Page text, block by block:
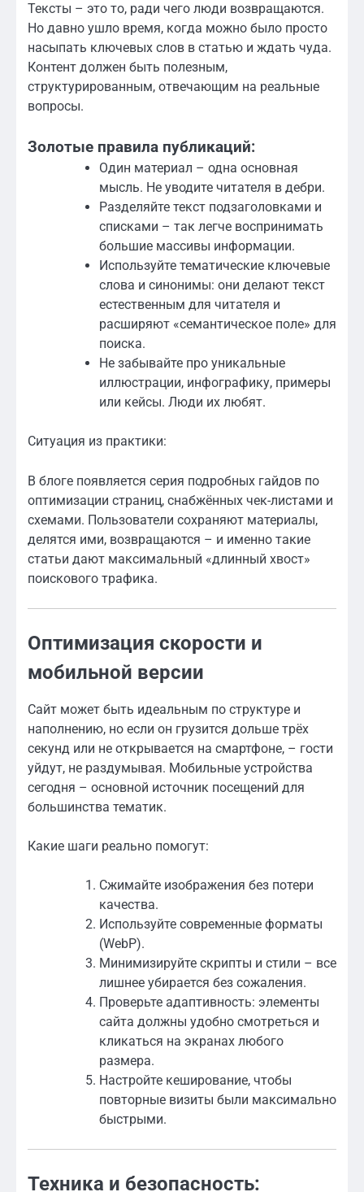
Тексты – это то, ради чего люди возвращаются.
Но давно ушло время, когда можно было просто
насыпать ключевых слов в статью и ждать чуда.
Контент должен быть полезным,
структурированным, отвечающим на реальные
вопросы.
Золотые правила публикаций:
Один материал – одна основная
мысль. Не уводите читателя в дебри.
Разделяйте текст подзаголовками и
списками – так легче воспринимать
большие массивы информации.
Используйте тематические ключевые
слова и синонимы: они делают текст
естественным для читателя и
расширяют «семантическое поле» для
поиска.
Не забывайте про уникальные
иллюстрации, инфографику, примеры
или кейсы. Люди их любят.
Ситуация из практики:
В блоге появляется серия подробных гайдов по
оптимизации страниц, снабжённых чек-листами и
схемами. Пользователи сохраняют материалы,
делятся ими, возвращаются – и именно такие
статьи дают максимальный «длинный хвост»
поискового трафика.
Оптимизация скорости и
мобильной версии
Сайт может быть идеальным по структуре и
наполнению, но если он грузится дольше трёх
секунд или не открывается на смартфоне, – гости
уйдут, не раздумывая. Мобильные устройства
сегодня – основной источник посещений для
большинства тематик.
Какие шаги реально помогут:
Сжимайте изображения без потери
качества.
Используйте современные форматы
(WebP).
Минимизируйте скрипты и стили – все
лишнее убирается без сожаления.
Проверьте адаптивность: элементы
сайта должны удобно смотреться и
кликаться на экранах любого
размера.
Настройте кеширование, чтобы
повторные визиты были максимально
быстрыми.
Техника и безопасность: